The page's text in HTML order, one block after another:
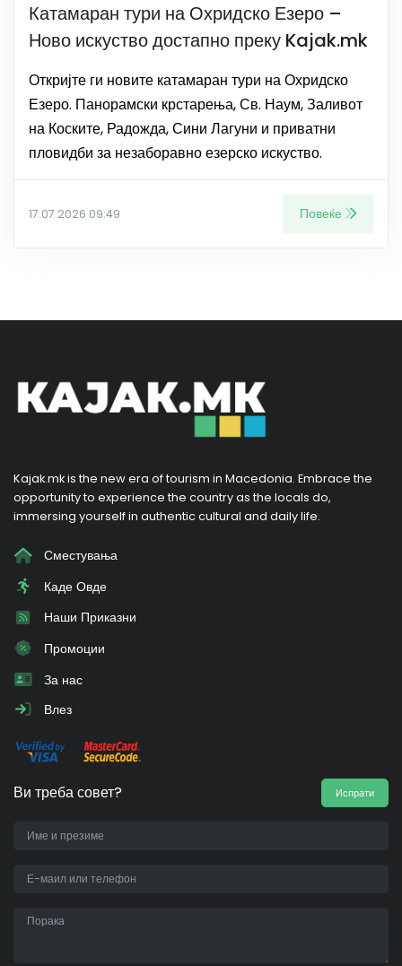
Катамаран тури на Охридско Езеро –
Ново искуство достапно преку Kajak.mk
Откријте ги новите катамаран тури на Охридско
Езеро. Панорамски крстарења, Св. Наум, Заливот
на Коските, Радожда, Сини Лагуни и приватни
пловидби за незаборавно езерско искуство.
17.07.2026 09:49 Повеќе
Kajak.mk is the new era of tourism in Macedonia. Embrace the
opportunity to experience the country as the locals do,
immersing yourself in authentic cultural and daily life.
Сместувања
Каде Овде
Наши Приказни
Промоции
За нас
Влез
Ви треба совет? Испрати